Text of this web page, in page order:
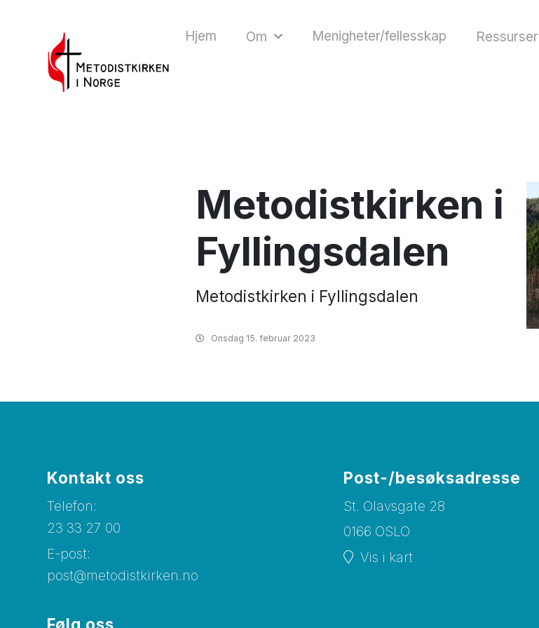
Hjem Om Menigheter/fellesskap Ressurser
Metodistkirken i
Fyllingsdalen
Metodistkirken i Fyllingsdalen
Onsdag 15. februar 2023
Kontakt oss
Telefon:
23 33 27 00
E-post:
post@metodistkirken.no
Følg oss
Post-/besøksadresse
St. Olavsgate 28
0166 OSLO
Vis i kart